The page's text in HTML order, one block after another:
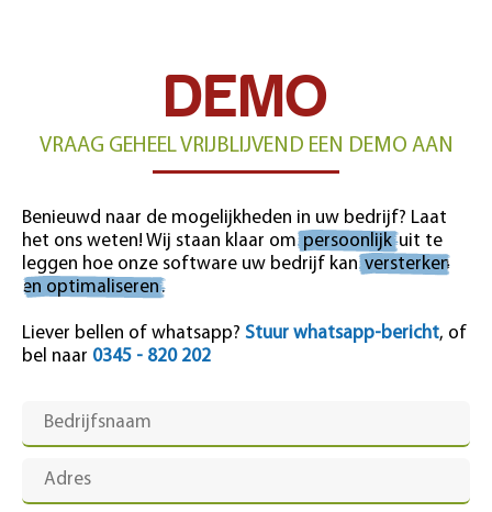
DEMO
VRAAG GEHEEL VRIJBLIJVEND EEN DEMO AAN
Benieuwd naar de mogelijkheden in uw bedrijf? Laat
het ons weten! Wij staan klaar om persoonlijkuit te
leggen hoe onze software uw bedrijf kanversterken
en optimaliseren.
Liever bellen of whatsapp? Stuur whatsapp-bericht, of
bel naar 0345 - 820 202